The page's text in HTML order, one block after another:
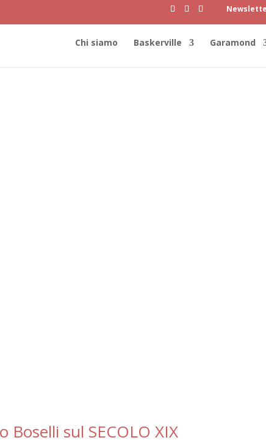
Chi siamo Baskerville Garamond
Boselli sul SECOLO XIX